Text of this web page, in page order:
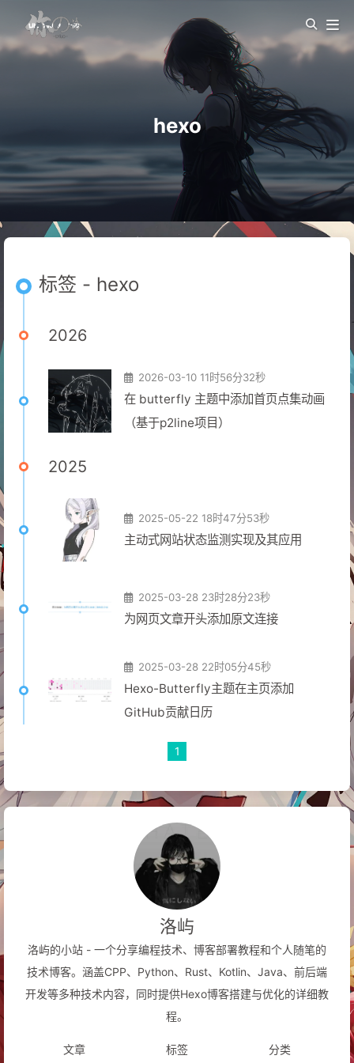
hexo
标签 - hexo
2026
2026-03-10 11时56分32秒
在 butterfly 主题中添加首页点集动画
（基于p2line项目）
2025
2025-05-22 18时47分53秒
主动式网站状态监测实现及其应用
2025-03-28 23时28分23秒
为网页文章开头添加原文连接
2025-03-28 22时05分45秒
Hexo-Butterfly主题在主页添加
GitHub贡献日历
1
洛屿
洛屿的小站 - 一个分享编程技术、博客部署教程和个人随笔的
技术博客。涵盖CPP、Python、Rust、Kotlin、Java、前后端
开发等多种技术内容，同时提供Hexo博客搭建与优化的详细教
程。
文章 标签 分类